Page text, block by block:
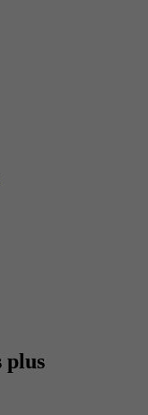
plus